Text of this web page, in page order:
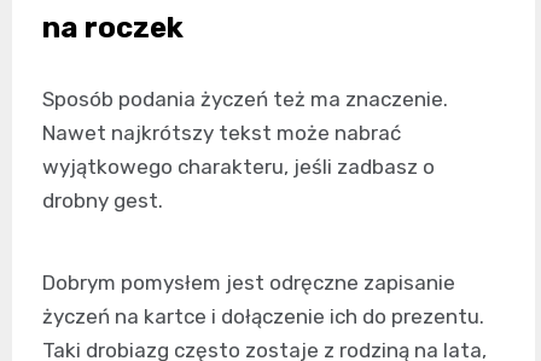
na roczek
Sposób podania życzeń też ma znaczenie.
Nawet najkrótszy tekst może nabrać
wyjątkowego charakteru, jeśli zadbasz o
drobny gest.
Dobrym pomysłem jest odręczne zapisanie
życzeń na kartce i dołączenie ich do prezentu.
Taki drobiazg często zostaje z rodziną na lata,